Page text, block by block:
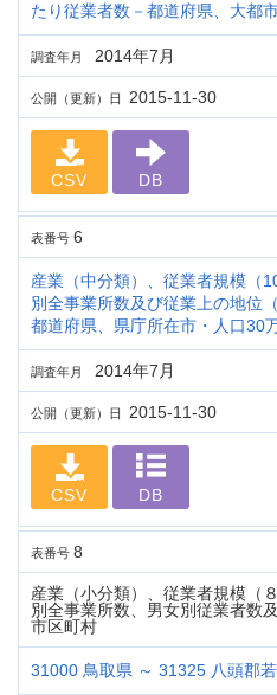
たり従業者数－都道府県、大都
調査年月 2014年7月
公開（更新）日 2015-11-30
CSV DB
表番号 6
産業（中分類）、従業者規模（
別全事業所数及び従業上の地位
都道府県、県庁所在市・人口30
調査年月 2014年7月
公開（更新）日 2015-11-30
CSV DB
表番号 8
産業（小分類）、従業者規模（
別全事業所数、男女別従業者数
市区町村
31000 鳥取県 ～ 31325 八頭郡